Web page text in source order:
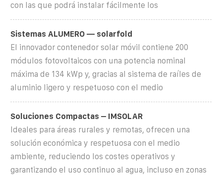
con las que podrá instalar fácilmente los
Sistemas ALUMERO — solarfold
El innovador contenedor solar móvil contiene 200
módulos fotovoltaicos con una potencia nominal
máxima de 134 kWp y, gracias al sistema de raíles de
aluminio ligero y respetuoso con el medio
Soluciones Compactas – IMSOLAR
Ideales para áreas rurales y remotas, ofrecen una
solución económica y respetuosa con el medio
ambiente, reduciendo los costes operativos y
garantizando el uso continuo al agua, incluso en zonas